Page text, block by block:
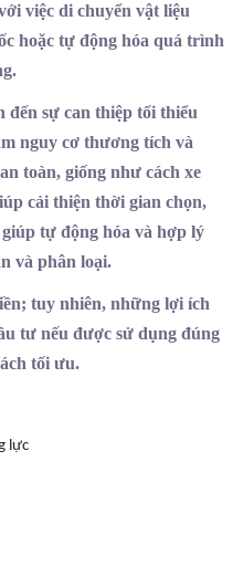
việc di chuyển vật liệu
hoặc tự động hóa quá trình
đến sự can thiệp tối thiểu
nguy cơ thương tích và
toàn, giống như cách xe
cải thiện thời gian chọn,
tự động hóa và hợp lý
và phân loại.
tuy nhiên, những lợi ích
tư nếu được sử dụng đúng
tối ưu.
lực